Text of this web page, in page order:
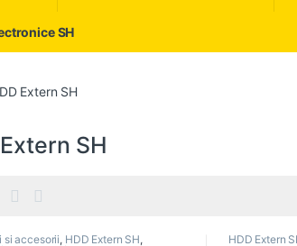
SH
Extern SH
SH
si accesorii, HDD Extern SH,
HDD Extern